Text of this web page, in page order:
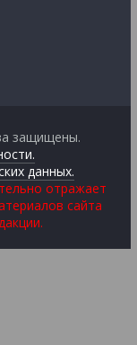
защищены.
данных.
отражает
сайта